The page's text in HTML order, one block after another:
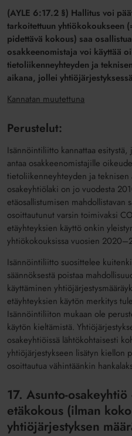
(AYLE 6:17.2 §) Hallitus voi
tarkoitettuun yhtiökokoukseen
pidettävä kokous) saa
osakkeenomistaja voi käyttää
tietoliikenneyhteyden ja
aikana, jollei
Kannatan muutettuna
Perustelut:
Isännöintiliitto kannattaa
antaa osakkeenomistajille
tietoliikenneyhteyden ja teknisen
osakeyhtiölaki on jo vuodesta
etäosallistumisen mahdollistavan
osoittautunut varsin toimivaksi
etäyhteyksien käyttö onkin
yhtiökokouksissa vuosien
Isännöintiliitto suosittelee
säännöksestä poistaa
käyttäminen
etäyhteyksien käytön merkitys
Isännöintiliiton mukaan ole
käytön kieltämistä.
osakeyhtiöissä lähtökohtaisesti
yhtiöjärjestykseen lisätyn kiellon
osoittautua vähintäänkin
17. Asunto-
etäkokous (ilman
yhtiöjärjestyksen